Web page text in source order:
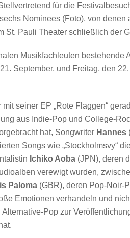
für die
Nominees (Foto), von
St. Pauli Theater schließlich der
Musikfachleuten bestehende
September, und Freitag, den
mit seiner EP „Rote Flaggen“
aus Indie-Pop und College-
hat, Songwriter Hannes
Songs wie „Stockholmsvy“
Ichiko Aoba (JPN), deren
verewigt wurden,
Paloma (GBR), deren Pop-Noir-
Emotionen verhandeln und
Pop zur